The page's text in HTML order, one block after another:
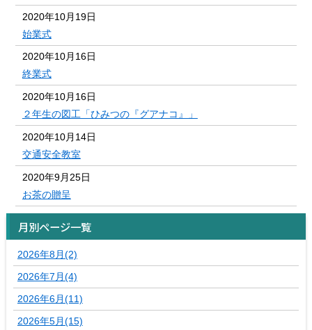
2020年10月19日
始業式
2020年10月16日
終業式
2020年10月16日
２年生の図工「ひみつの『グアナコ』」
2020年10月14日
交通安全教室
2020年9月25日
お茶の贈呈
月別ページ一覧
2026年8月(2)
2026年7月(4)
2026年6月(11)
2026年5月(15)